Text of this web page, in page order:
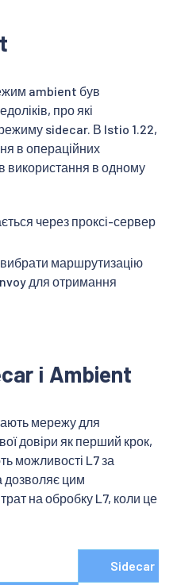
ambient був
про які
sidecar. В Istio 1.22,
в операційних
використання в одному
через проксі-сервер
маршрутизацію
для отримання
і Ambient
мережу для
довіри як перший крок,
можливості L7 за
цим
на обробку L7, коли це
Sidecar